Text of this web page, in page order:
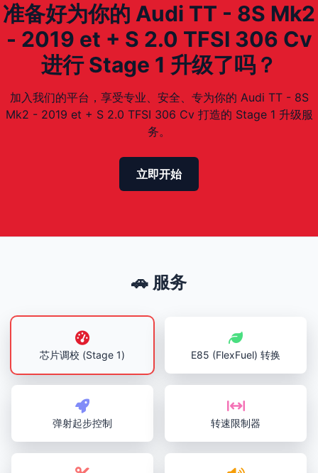
准备好为你的 Audi TT - 8S Mk2
- 2019 et + S 2.0 TFSI 306 Cv
进行 Stage 1 升级了吗？
加入我们的平台，享受专业、安全、专为你的 Audi TT - 8S
Mk2 - 2019 et + S 2.0 TFSI 306 Cv 打造的 Stage 1 升级服
务。
立即开始
🚗 服务
芯片调校 (Stage 1) E85 (FlexFuel) 转换
弹射起步控制 转速限制器